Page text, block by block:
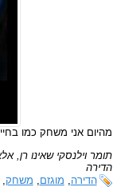
מהיום אני משחק כמו
תומר וילנסקי שאינו רן,
הדירה
הדירה
מוגזם משחק